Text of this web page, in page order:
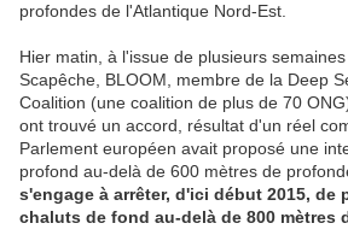
profondes de l'Atlantique Nord-Est.
Hier matin, à l'issue de plusieurs
Scapêche, BLOOM, membre de la Deep
Coalition (une coalition de plus de 70
ont trouvé un accord, résultat d'un réel
Parlement européen avait proposé une
profond au-delà de 600 mètres de
s'engage à arrêter, d'ici début 2015, de
chaluts de fond au-delà de 800 mètres